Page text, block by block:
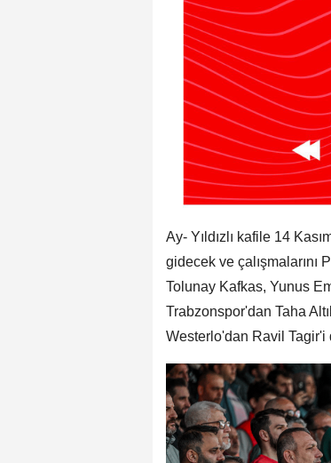
Ay- Yıldızlı kafile 14
gidecek ve çalışmalarını
Tolunay Kafkas, Yunus
Trabzonspor'dan Taha
Westerlo'dan Ravil Tagir'i